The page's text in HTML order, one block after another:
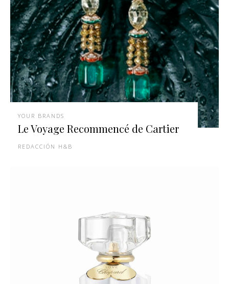
YOUR BRANDS
Le Voyage Recommencé de Cartier
REDACCIÓN H&B